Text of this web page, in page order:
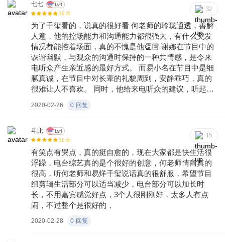
七七
10 分
32
为了千玺看的，说真的很好看 何老师的玲珑通透，善解
人意，他的控场能力和沟通能力都很强大，有什么突发
情况都能控着场面，真的不愧是他👏🏻 谢娜在节目中的
诙谐幽默，与观众的沟通时保持的一种共情感，是令来
电听众产生亲近感的最好方式。 而易小名在节目中是细
腻真诚，在节目中对长辈的礼貌周到，安静乖巧，真的
很难让人不喜欢。 同时，他给来电听众的建议，听起来
判断，正因如此，他从不会给予观众一些果决而独断的
议。可以说是非常暖心可人了。 以上评论来自微博一个
网友评价的. 好事总会发生在下一个转弯，易烊千玺值得
2020-02-26 0 回复
斗比
10 分
15
有笑点有哭点，真的挺自愈的，现在大家都是快生活很
浮躁，电台综艺真的是个很好的创意，何老师情商真的
很高，听何老师和易烊千玺说话真的很舒服，希望节目
组剪辑生活部分可以适当减少，电台部分可以加长时
长，不用嘉宾感觉好点，3个人很刚刚好，太多人有点
闹，不过整个是很好的，
2020-02-28 0 回复